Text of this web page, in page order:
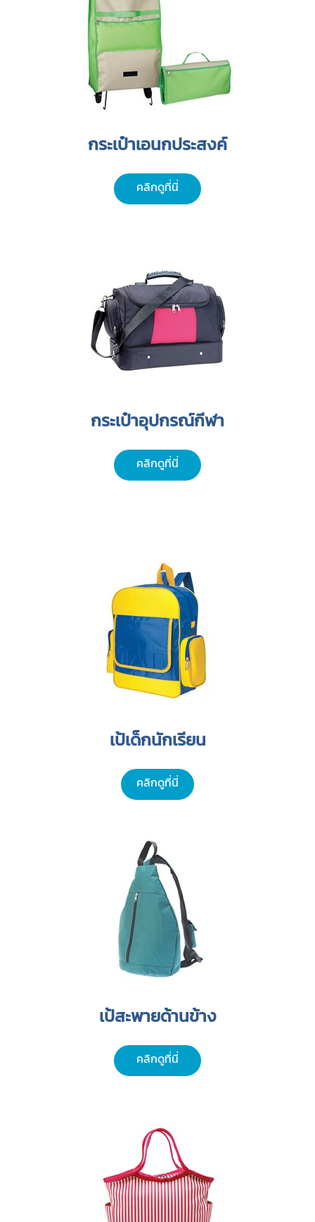
กระเป๋าเอนกประสงค์
คลิกดูที่นี่
กระเป๋าอุปกรณ์กีฬา
คลิกดูที่นี่
เป้เด็กนักเรียน
คลิกดูที่นี่
เป้สะพายด้านข้าง
คลิกดูที่นี่